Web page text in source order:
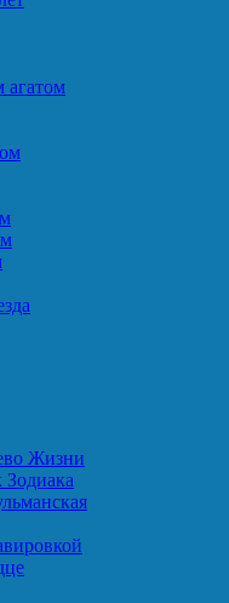
агатом
Жизни
Зодиака